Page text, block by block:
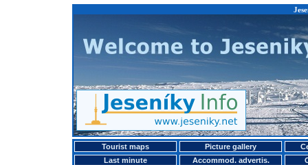
Tourist maps Picture gallery
Last minute
Accommod. advertis.